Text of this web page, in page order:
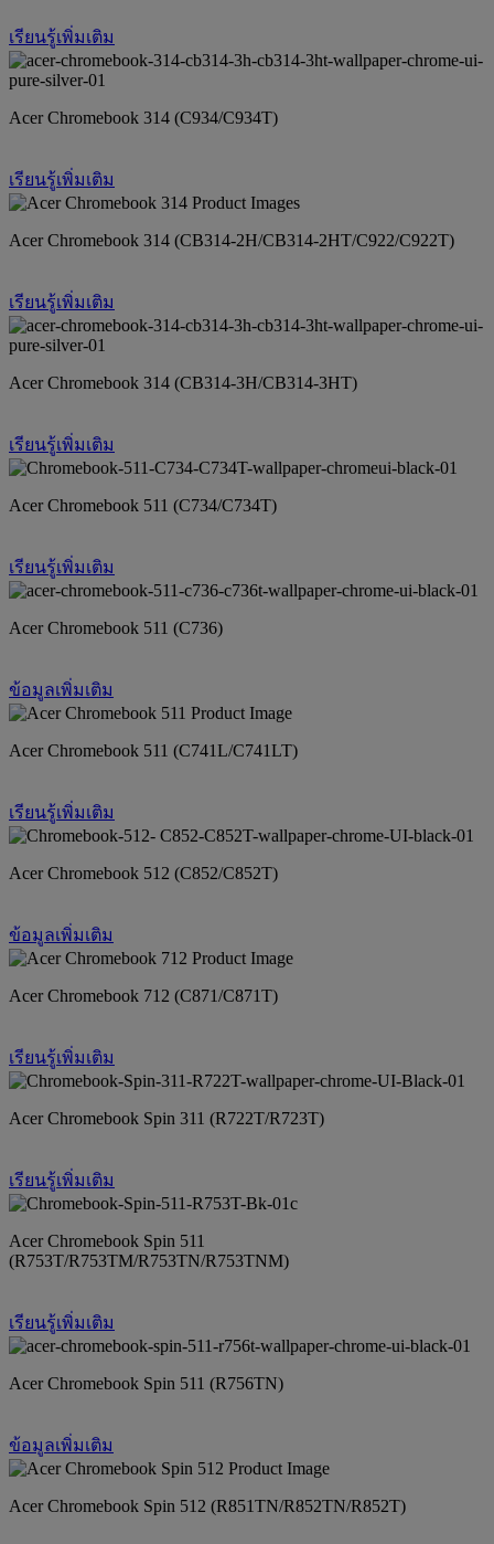
เรียนรู้เพิ่มเติม
Acer Chromebook 314 (C934/C934T)
เรียนรู้เพิ่มเติม
Acer Chromebook 314 (CB314-2H/CB314-2HT/C922/C922T)
เรียนรู้เพิ่มเติม
Acer Chromebook 314 (CB314-3H/CB314-3HT)
เรียนรู้เพิ่มเติม
Acer Chromebook 511 (C734/C734T)
เรียนรู้เพิ่มเติม
Acer Chromebook 511 (C736)
ข้อมูลเพิ่มเติม
Acer Chromebook 511 (C741L/C741LT)
เรียนรู้เพิ่มเติม
Acer Chromebook 512 (C852/C852T)
ข้อมูลเพิ่มเติม
Acer Chromebook 712 (C871/C871T)
เรียนรู้เพิ่มเติม
Acer Chromebook Spin 311 (R722T/R723T)
เรียนรู้เพิ่มเติม
Acer Chromebook Spin 511
(R753T/R753TM/R753TN/R753TNM)
เรียนรู้เพิ่มเติม
Acer Chromebook Spin 511 (R756TN)
ข้อมูลเพิ่มเติม
Acer Chromebook Spin 512 (R851TN/R852TN/R852T)